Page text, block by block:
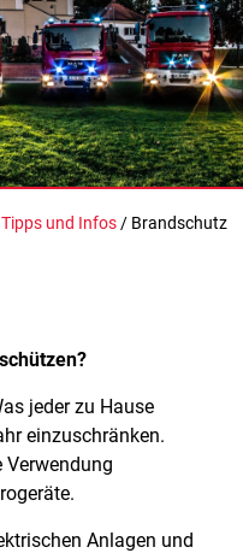
Tipps und Infos/ Brandschutz
jeder zu Hause
einzuschränken.
Verwendung
Anlagen und